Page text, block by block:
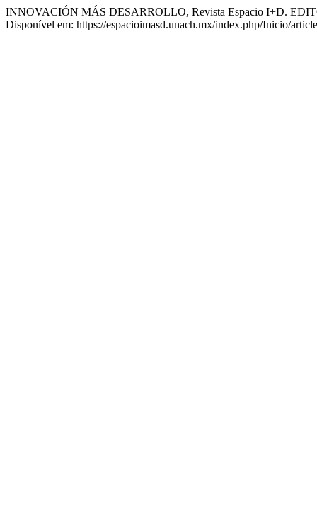
INNOVACIÓN MÁS DESARROLLO, Revista Espacio I+D.
Disponível em: https://espacioimasd.unach.mx/index.php/Inicio/